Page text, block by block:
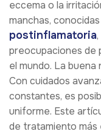
eccema o la
manchas,
postinflamatoria
preocupaciones de
el mundo. La
Con cuidados
constantes, es
uniforme. Este
de tratamiento más